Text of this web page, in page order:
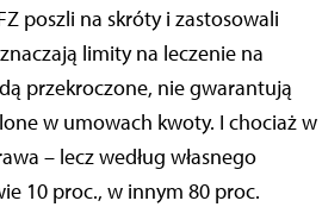
poszli na skróty i zastosowali
limity na leczenie na
przekroczone, nie gwarantują
w umowach kwoty. I chociaż w
– lecz według własnego
10 proc., w innym 80 proc.